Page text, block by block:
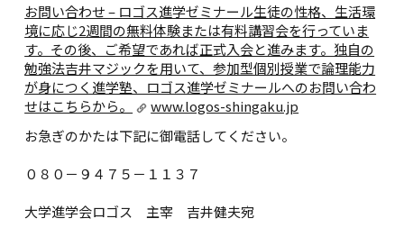
お問い合わせ – ロゴス進学ゼミナール生徒の性格、生活環
境に応じ2週間の無料体験または有料講習会を行っていま
す。その後、ご希望であれば正式入会と進みます。独自の
勉強法吉井マジックを用いて、参加型個別授業で論理能力
が身につく進学塾、ロゴス進学ゼミナールへのお問い合わ
せはこちらから。
www.logos-shingaku.jp
お急ぎのかたは下記に御電話してください。
０８０－９４７５－１１３７
大学進学会ロゴス 主宰 吉井健夫宛